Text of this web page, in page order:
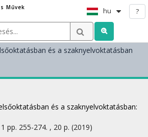
Művek
hu ?
és a szaknyelvoktatásban
és a szaknyelvoktatásban:
1 pp. 255-274. , 20 p. (2019)